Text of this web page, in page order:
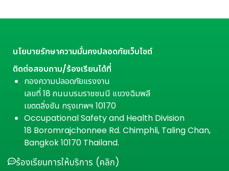
นโยบายรักษาความมั่นคงปลอดภัยเว็บไซต์
ติดต่อสอบถาม/ร้องเรียนได้ที่
กองความปลอดภัยแรงงาน
เลขที่ 18 ถนนบรมราชชนนี แขวงฉิมพลี
เขตตลิ่งชัน กรุงเทพฯ 10170
Occupational Safety and Health Division
18 Boromrajchonnee Rd. Chimphli, Taling Chan,
Bangkok 10170 Thailand.
ร้องเรียนการให้บริการ (คลิก)